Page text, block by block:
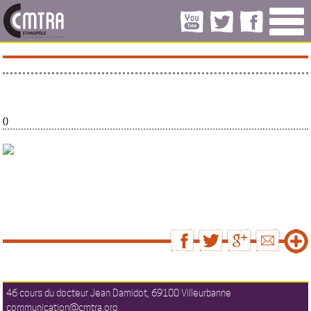
()
46 cours du docteur Jean Damidot, 69100 Villeurbanne
communication@cmtra.org